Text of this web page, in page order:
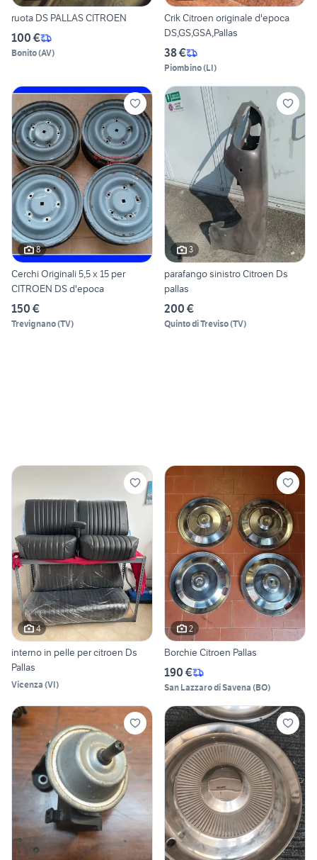
ruota DS PALLAS CITROEN
100 €
Bonito(AV)
Crik Citroen originale d'epoca
DS,GS,GSA,Pallas
38 €
Piombino(LI)
8
Cerchi Originali 5,5 x 15 per
CITROEN DS d'epoca
150 €
Trevignano(TV)
3
parafango sinistro Citroen Ds
pallas
200 €
Quinto di Treviso(TV)
4
interno in pelle per citroen Ds
Pallas
Vicenza (VI)
2
Borchie Citroen Pallas
190 €
San Lazzaro di Savena (BO)